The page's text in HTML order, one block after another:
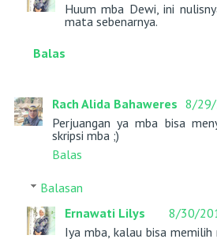
Huum mba Dewi, ini
mata sebenarnya.
Balas
Rach Alida Bahaweres 8/29/
Perjuangan ya mba bisa
skripsi mba ;)
Balas
Balasan
Ernawati Lilys
8/30/
Iya mba, kalau bisa memilih